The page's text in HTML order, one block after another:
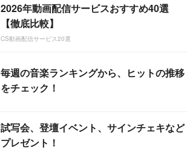
2026年動画配信サービスおすすめ40選
【徹底比較】
CS動画配信サービス20選
毎週の音楽ランキングから、ヒットの推移
をチェック！
試写会、登壇イベント、サインチェキなど
プレゼント！